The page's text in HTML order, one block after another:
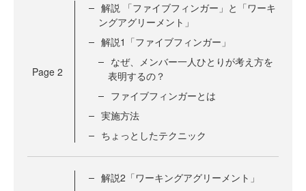
Page 2
解説 「ファイブフィンガー」と「ワーキ
ングアグリーメント」
解説1「ファイブフィンガー」
なぜ、メンバー一人ひとりが考え方を
表明するの？
ファイブフィンガーとは
実施方法
ちょっとしたテクニック
解説2「ワーキングアグリーメント」